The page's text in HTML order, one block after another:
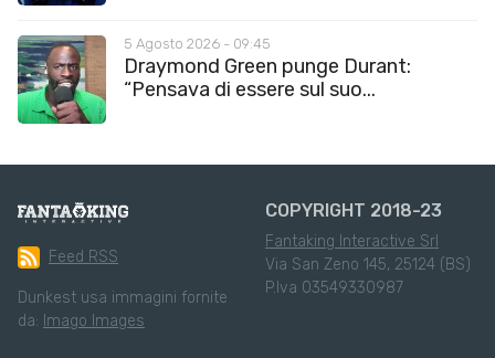
5 Agosto 2026 - 09:45
Draymond Green punge Durant:
“Pensava di essere sul suo...
Feed RSS
Dunkest usa immagini fornite
da: Imago Images
COPYRIGHT 2018-23
Fantaking Interactive Srl
Via San Zeno 145, 25124 (BS)
P.Iva 03549330987